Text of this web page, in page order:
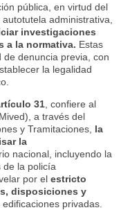
pública, en virtud del
administrativa,
investigaciones
a la normativa. Estas
denuncia previa, con
la legalidad
31 , confiere al
a través del
y Tramitaciones, la
la
nacional, incluyendo la
de la policía
por el estricto
disposiciones y
privadas.